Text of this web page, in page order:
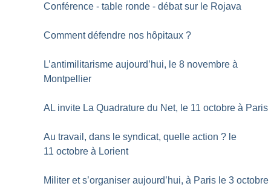
Conférence - table ronde - débat sur le Rojava
Comment défendre nos hôpitaux ?
L’antimilitarisme aujourd’hui, le 8 novembre à
Montpellier
AL invite La Quadrature du Net, le 11 octobre à Paris
Au travail, dans le syndicat, quelle action ? le
11 octobre à Lorient
Militer et s’organiser aujourd’hui, à Paris le 3 octobre